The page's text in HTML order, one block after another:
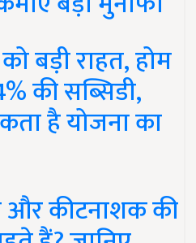
बड़ी राहत, होम
की सब्सिडी,
है योजना का
और कीटनाशक की